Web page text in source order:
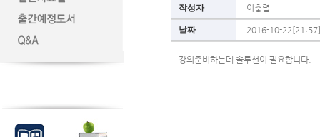
작성자 이충렬
날짜 2016-10-22[21:57]
강의준비하는데 솔루션이 필요합니다.